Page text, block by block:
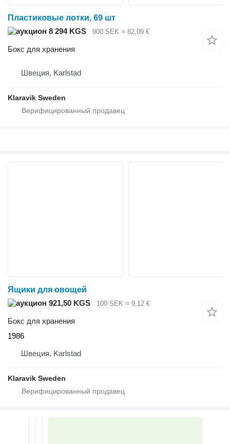
Пластиковые лотки, 69 шт
8 294 KGS
900 SEK ≈ 82,09 €
Бокс для хранения
Швеция, Karlstad
Klaravik Sweden
Ящики для овощей
921,50 KGS
100 SEK ≈ 9,12 €
Бокс для хранения
1986
Швеция, Karlstad
Klaravik Sweden